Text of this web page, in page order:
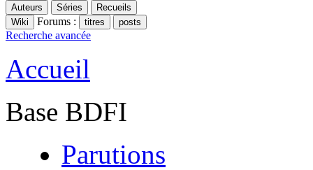
Forums :
Recherche avancée
Accueil
Base BDFI
Parutions